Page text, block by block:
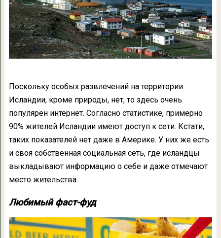
Поскольку особых развлечений на территории
Исландии, кроме природы, нет, то здесь очень
популярен интернет. Согласно статистике, примерно
90% жителей Исландии имеют доступ к сети. Кстати,
таких показателей нет даже в Америке. У них же есть
и своя собственная социальная сеть, где исландцы
выкладывают информацию о себе и даже отмечают
место жительства.
Любимый фаст-фуд